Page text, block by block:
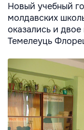
Новый учебный
молдавских
оказались и
Темелеуць